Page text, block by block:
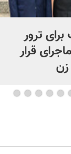
ترور
قرار
زن